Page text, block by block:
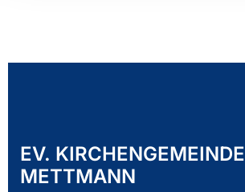
EV. KIRCHENGEMEINDE
METTMANN